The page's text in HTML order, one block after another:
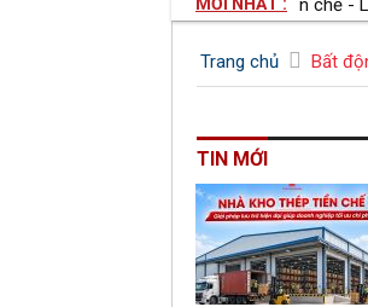
Nhà kho thép tiền chế - Lựa
Trang chủ Bất
TIN MỚI